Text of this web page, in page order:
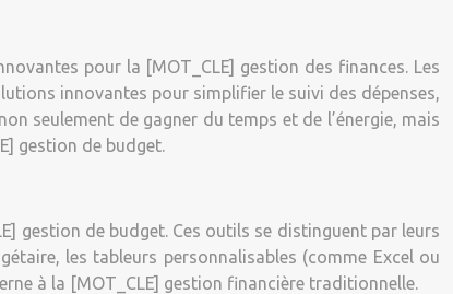
pour la [MOT_CLE] gestion des finances. Les
innovantes pour simplifier le suivi des dépenses,
seulement de gagner du temps et de l’énergie, mais
gestion de budget.
gestion de budget. Ces outils se distinguent par leurs
les tableurs personnalisables (comme Excel ou
à la [MOT_CLE] gestion financière traditionnelle.